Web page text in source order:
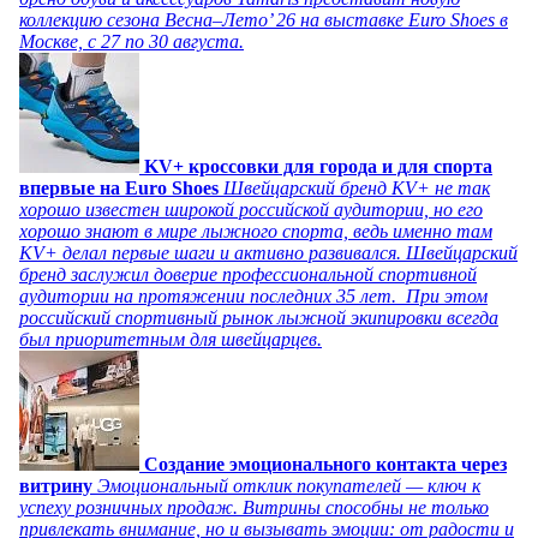
коллекцию сезона Весна–Лето’ 26 на выставке Euro Shoes в
Москве, с 27 по 30 августа.
KV+ кроссовки для города и для спорта
впервые на Euro Shoes Швейцарский бренд KV+ не так
хорошо известен широкой российской аудитории, но его
хорошо знают в мире лыжного спорта, ведь именно там
KV+ делал первые шаги и активно развивался. Швейцарский
бренд заслужил доверие профессиональной спортивной
аудитории на протяжении последних 35 лет. При этом
российский спортивный рынок лыжной экипировки всегда
был приоритетным для швейцарцев.
Создание эмоционального контакта через
витрину Эмоциональный отклик покупателей — ключ к
успеху розничных продаж. Витрины способны не только
привлекать внимание, но и вызывать эмоции: от радости и